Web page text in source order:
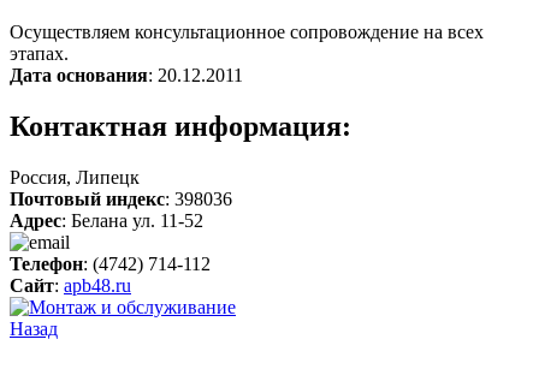
Осуществляем консультационное сопровождение на всех
этапах.
Дата основания: 20.12.2011
Контактная информация:
Россия, Липецк
Почтовый индекс: 398036
Адрес: Белана ул. 11-52
Телефон: (4742) 714-112
Сайт: apb48.ru
Назад